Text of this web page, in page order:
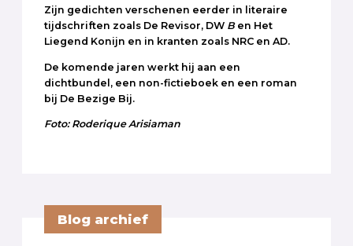
Zijn gedichten verschenen eerder in literaire
tijdschriften zoals De Revisor, DW B en Het
Liegend Konijn en in kranten zoals NRC en AD.
De komende jaren werkt hij aan een
dichtbundel, een non-fictieboek en een roman
bij De Bezige Bij.
Foto: Roderique Arisiaman
Blog archief